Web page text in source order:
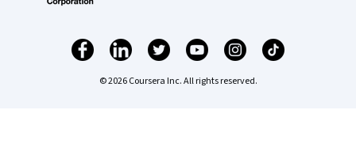
© 2026 Coursera Inc. All rights reserved.